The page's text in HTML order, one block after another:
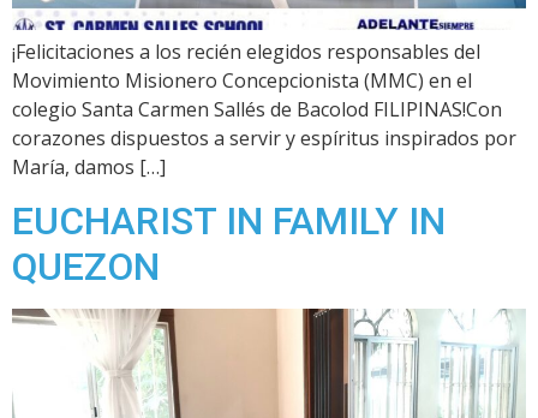
¡Felicitaciones a los recién elegidos responsables del
Movimiento Misionero Concepcionista (MMC) en el
colegio Santa Carmen Sallés de Bacolod FILIPINAS!Con
corazones dispuestos a servir y espíritus inspirados por
María, damos […]
EUCHARIST IN FAMILY IN
QUEZON